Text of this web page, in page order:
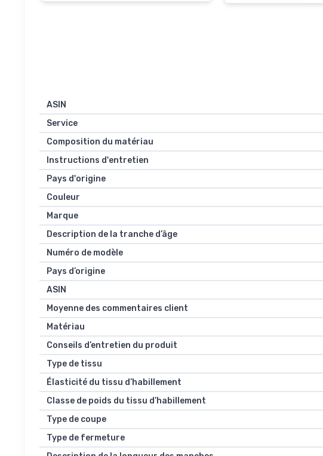
ASIN
Service
Composition du matériau
Instructions d'entretien
Pays d'origine
Couleur
Marque
Description de la tranche d’âge
Numéro de modèle
Pays d’origine
ASIN
Moyenne des commentaires client
Matériau
Conseils d’entretien du produit
Type de tissu
Élasticité du tissu d’habillement
Classe de poids du tissu d’habillement
Type de coupe
Type de fermeture